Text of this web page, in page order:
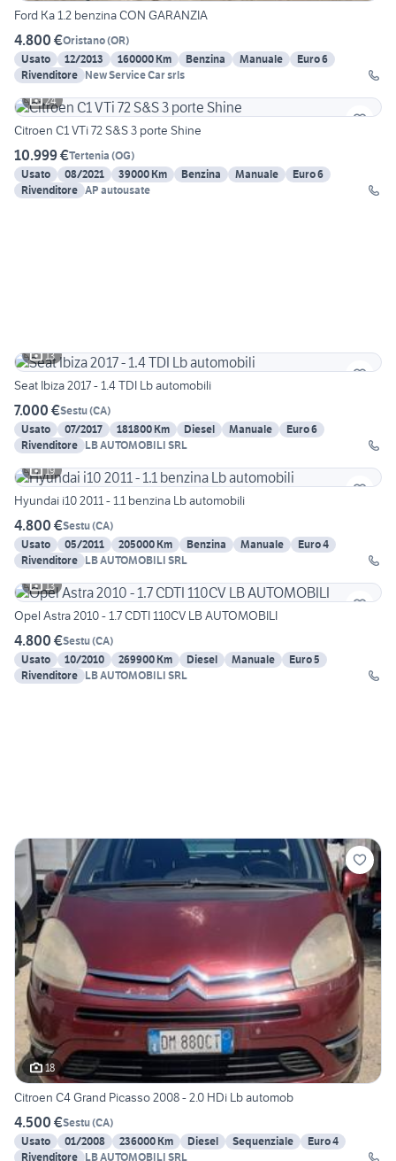
Ford Ka 1.2 benzina CON GARANZIA
4.800 €Oristano(OR)
Usato
12/2013 160000 Km Benzina Manuale
Euro 6
Rivenditore New Service Car srls
24
Citroen C1 VTi 72 S&S 3 porte Shine
10.999 €Tertenia (OG)
Usato
08/2021 39000 Km Benzina Manuale
Euro 6
Rivenditore AP autousate
13
Seat Ibiza 2017 - 1.4 TDI Lb automobili
7.000 €Sestu(CA)
Usato
07/2017 181800 Km Diesel Manuale
Euro 6
Rivenditore
LB AUTOMOBILI SRL
19
Hyundai i10 2011 - 1.1 benzina Lb automobili
4.800 €Sestu(CA)
Usato
05/2011 205000 Km Benzina Manuale
Euro 4
Rivenditore
LB AUTOMOBILI SRL
13
Opel Astra 2010 - 1.7 CDTI 110CV LB AUTOMOBILI
4.800 €Sestu(CA)
Usato
10/2010 269900 Km Diesel Manuale
Euro 5
Rivenditore
LB AUTOMOBILI SRL
18
Citroen C4 Grand Picasso 2008 - 2.0 HDi Lb automob
4.500 €Sestu(CA)
Usato
01/2008 236000 Km Diesel Sequenziale
Euro 4
Rivenditore
LB AUTOMOBILI SRL